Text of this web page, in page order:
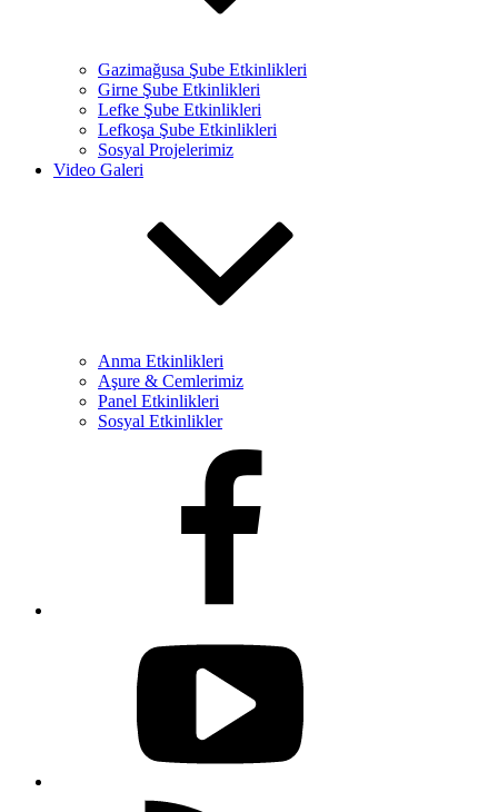
Gazimağusa Şube Etkinlikleri
Girne Şube Etkinlikleri
Lefke Şube Etkinlikleri
Lefkoşa Şube Etkinlikleri
Sosyal Projelerimiz
Video Galeri
Anma Etkinlikleri
Aşure & Cemlerimiz
Panel Etkinlikleri
Sosyal Etkinlikler